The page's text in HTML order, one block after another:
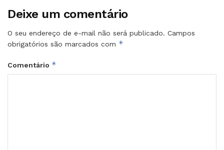
Deixe um comentário
O seu endereço de e-mail não será publicado. Campos
obrigatórios são marcados com *
Comentário *